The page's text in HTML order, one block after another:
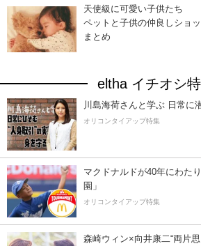
天使級に可愛い子供たち
ペットと子供の仲良しショ
まとめ
eltha イチオシ
川島海荷さんと学ぶ 日常に
オリコンタイアップ特集
マクドナルドが40年にわた
園」
オリコンタイアップ特集
森崎ウィン×向井康二“両片